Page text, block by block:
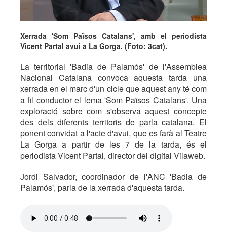
Xerrada 'Som Països Catalans', amb el periodista
Vicent Partal avui a La Gorga. (Foto: 3cat).
La territorial 'Badia de Palamós' de l'Assemblea
Nacional Catalana convoca aquesta tarda una
xerrada en el marc d'un cicle que aquest any té com
a fil conductor el lema 'Som Països Catalans'. Una
exploració sobre com s'observa aquest concepte
des dels diferents territoris de parla catalana. El
ponent convidat a l'acte d'avui, que es farà al Teatre
La Gorga a partir de les 7 de la tarda, és el
periodista Vicent Partal, director del digital Vilaweb.
Jordi Salvador, coordinador de l'ANC 'Badia de
Palamós', parla de la xerrada d'aquesta tarda.